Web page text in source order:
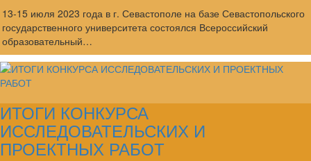
13-15 июля 2023 года в г. Севастополе на базе Севастопольского
государственного университета состоялся Всероссийский
образовательный…
ИТОГИ КОНКУРСА
ИССЛЕДОВАТЕЛЬСКИХ И
ПРОЕКТНЫХ РАБОТ